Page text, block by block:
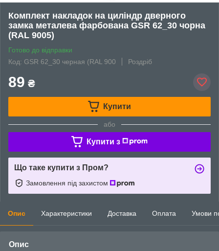
Комплект накладок на циліндр дверного
замка металева фарбована GSR 62_30 чорна
(RAL 9005)
Готово до відправки
Код: GSR 62_30 черная (RAL 900
Роздріб
89 ₴
Купити
або
Купити з
Що таке купити з Пром?
Замовлення під захистом
Опис Характеристики Доставка Оплата Умови
Опис